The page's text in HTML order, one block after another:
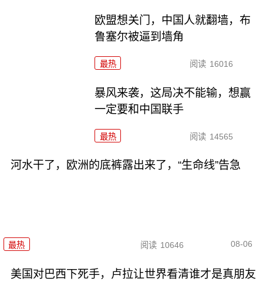
欧盟想关门，中国人就翻墙，布
鲁塞尔被逼到墙角
最热 阅读 16016
暴风来袭，这局决不能输，想赢
一定要和中国联手
最热 阅读 14565
河水干了，欧洲的底裤露出来了，“生命线”告急
最热 阅读 10646 08-06
美国对巴西下死手，卢拉让世界看清谁才是真朋友